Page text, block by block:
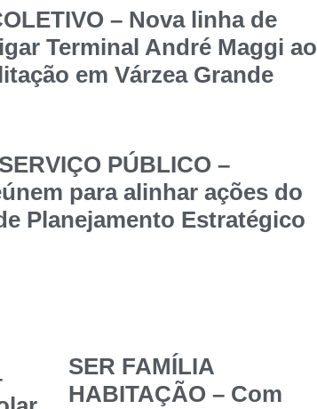
– Nova linha de
Terminal André Maggi ao
em Várzea Grande
PÚBLICO –
para alinhar ações do
Planejamento Estratégico
SER FAMÍLIA
HABITAÇÃO – Com